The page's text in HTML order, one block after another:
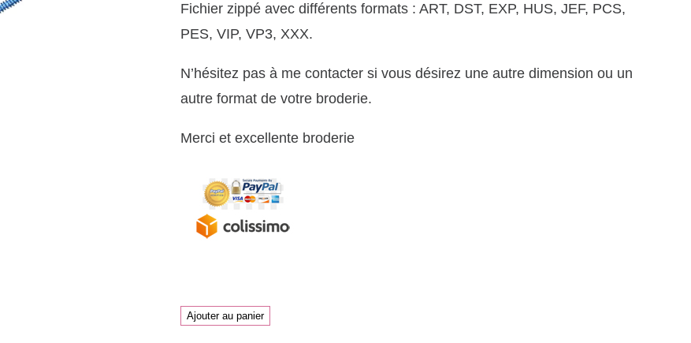
Fichier zippé avec différents formats : ART, DST, EXP, HUS, JEF, PCS,
PES, VIP, VP3, XXX.
N’hésitez pas à me contacter si vous désirez une autre dimension ou un
autre format de votre broderie.
Merci et excellente broderie
quantité
Ajouter au panier